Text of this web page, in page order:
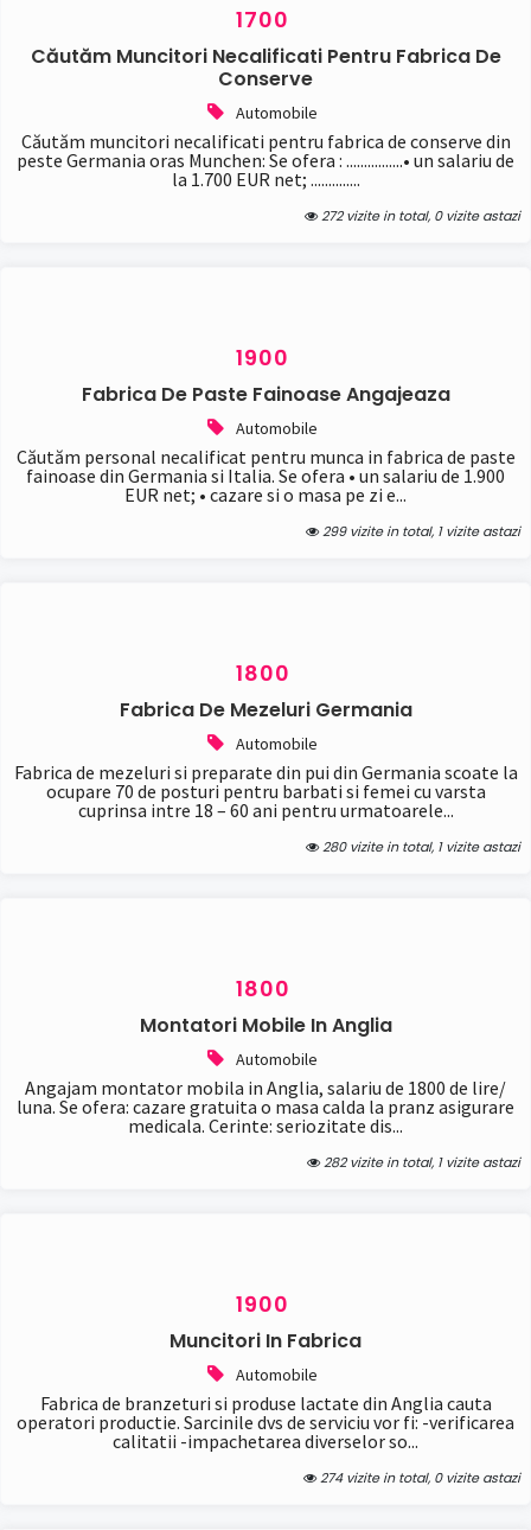
1700
Căutăm Muncitori Necalificati Pentru Fabrica De
Conserve
Automobile
Căutăm muncitori necalificati pentru fabrica de conserve din
peste Germania oras Munchen: Se ofera : ................• un salariu de
la 1.700 EUR net; ..............
272 vizite in total, 0 vizite astazi
1900
Fabrica De Paste Fainoase Angajeaza
Automobile
Căutăm personal necalificat pentru munca in fabrica de paste
fainoase din Germania si Italia. Se ofera • un salariu de 1.900
EUR net; • cazare si o masa pe zi e...
299 vizite in total, 1 vizite astazi
1800
Fabrica De Mezeluri Germania
Automobile
Fabrica de mezeluri si preparate din pui din Germania scoate la
ocupare 70 de posturi pentru barbati si femei cu varsta
cuprinsa intre 18 – 60 ani pentru urmatoarele...
280 vizite in total, 1 vizite astazi
1800
Montatori Mobile In Anglia
Automobile
Angajam montator mobila in Anglia, salariu de 1800 de lire/
luna. Se ofera: cazare gratuita o masa calda la pranz asigurare
medicala. Cerinte: seriozitate dis...
282 vizite in total, 1 vizite astazi
1900
Muncitori In Fabrica
Automobile
Fabrica de branzeturi si produse lactate din Anglia cauta
operatori productie. Sarcinile dvs de serviciu vor fi: -verificarea
calitatii -impachetarea diverselor so...
274 vizite in total, 0 vizite astazi